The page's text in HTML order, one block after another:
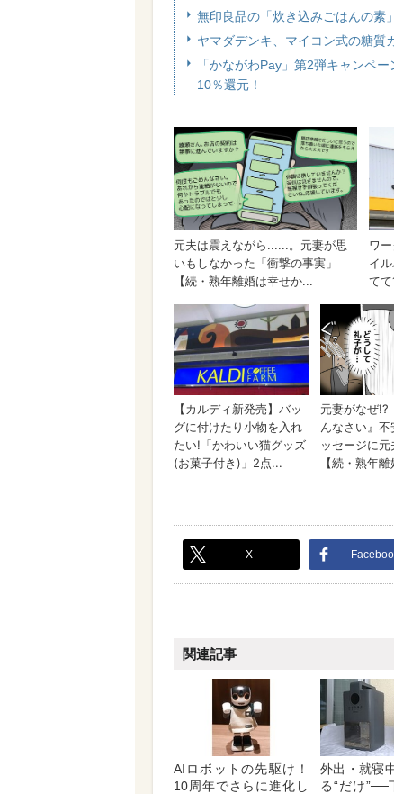
無印良品の「炊き込みごはんの素
ヤマダデンキ、マイコン式の糖質
「かながわPay」第2弾キャンペ
10％還元！
X
関連記事
AIロボットの先駆け！
10周年でさらに進化し
外出・就寝
る“だけ”──